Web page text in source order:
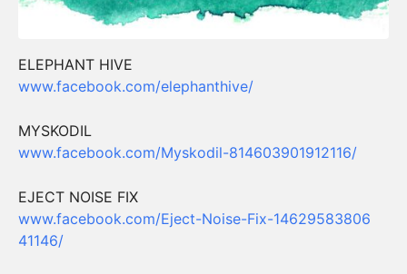
ELEPHANT HIVE
www.facebook.com/elephanthive/
MYSKODIL
www.facebook.com/Myskodil-814603901912116/
EJECT NOISE FIX
www.facebook.com/Eject-Noise-Fix-14629583806
41146/